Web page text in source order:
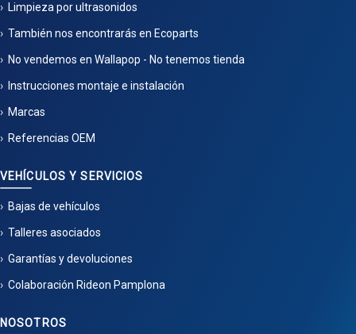
Limpieza por ultrasonidos
También nos encontrarás en Ecoparts
No vendemos en Wallapop - No tenemos tienda
Instrucciones montaje e instalación
Marcas
Referencias OEM
VEHÍCULOS Y SERVICIOS
Bajas de vehículos
Talleres asociados
Garantías y devoluciones
Colaboración Rideon Pamplona
NOSOTROS